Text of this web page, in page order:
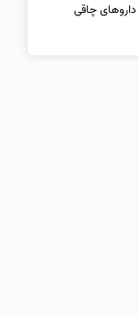
داروهای چاقی